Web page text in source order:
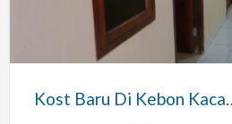
Thamrin
Kost Baru Di